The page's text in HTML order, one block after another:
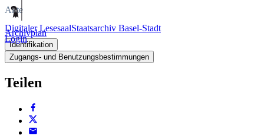
Digitaler LesesaalStaatsarchiv Basel-Stadt
Login
Akte
Archivplan
Identifikation
Zugangs- und Benutzungsbestimmungen
Teilen